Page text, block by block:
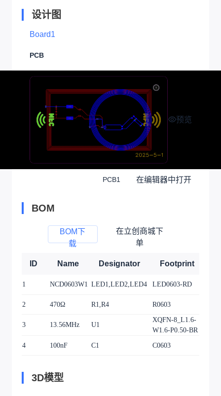
设计图
Board1
PCB
预览
PCB1 在编辑器中打开
BOM
BOM下
载
在立创商城下
单
ID Name Designator Footprint
1 NCD0603W1 LED1,LED2,LED4 LED0603-RD
2 470Ω R1,R4 R0603
3 13.56MHz U1
XQFN-8_L1.6-
W1.6-P0.50-BR
4 100nF C1 C0603
3D模型